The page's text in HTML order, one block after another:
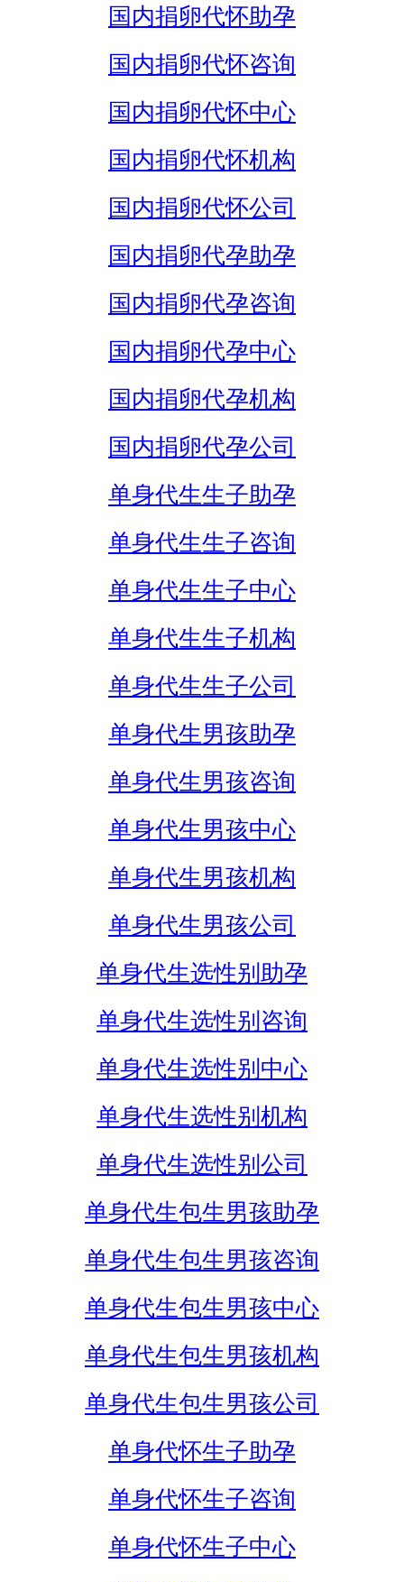
国内捐卵代怀助孕
国内捐卵代怀咨询
国内捐卵代怀中心
国内捐卵代怀机构
国内捐卵代怀公司
国内捐卵代孕助孕
国内捐卵代孕咨询
国内捐卵代孕中心
国内捐卵代孕机构
国内捐卵代孕公司
单身代生生子助孕
单身代生生子咨询
单身代生生子中心
单身代生生子机构
单身代生生子公司
单身代生男孩助孕
单身代生男孩咨询
单身代生男孩中心
单身代生男孩机构
单身代生男孩公司
单身代生选性别助孕
单身代生选性别咨询
单身代生选性别中心
单身代生选性别机构
单身代生选性别公司
单身代生包生男孩助孕
单身代生包生男孩咨询
单身代生包生男孩中心
单身代生包生男孩机构
单身代生包生男孩公司
单身代怀生子助孕
单身代怀生子咨询
单身代怀生子中心